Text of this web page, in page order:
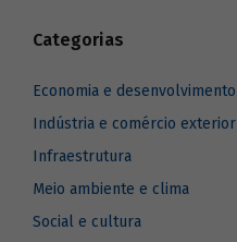
Categorias
Economia e desenvolvimento
Indústria e comércio exterior
Infraestrutura
Meio ambiente e clima
Social e cultura